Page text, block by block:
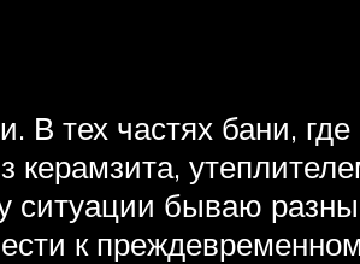
В тех частях бани, где
керамзита,
ситуации бываю
к